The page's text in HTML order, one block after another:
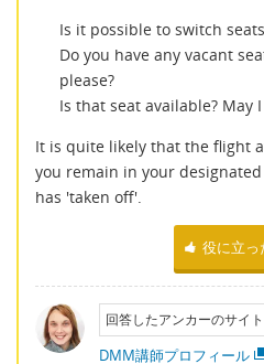
Is it possible to switch
Do you have any vacant
please?
Is that seat available? May
It is quite likely that the flight
you remain in your
has 'taken off'.
役に立っ
回答したアンカーのサイト
DMM講師プロフィール